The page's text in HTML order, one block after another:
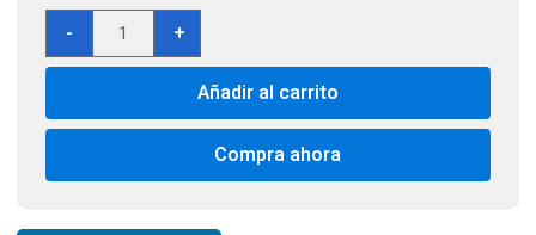
-
Anemometro
Electronico
Caldwell
Wizard
+
Añadir al carrito
Compra ahora